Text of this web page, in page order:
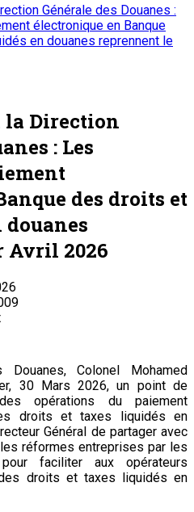
Générale des Douanes :
électronique en Banque
en douanes reprennent le
la Direction
: Les
des droits et
Avril 2026
Colonel Mohamed
30 Mars 2026, un point de
opérations du paiement
droits et taxes liquidés en
Général de partager avec
réformes entreprises par les
faciliter aux opérateurs
droits et taxes liquidés en